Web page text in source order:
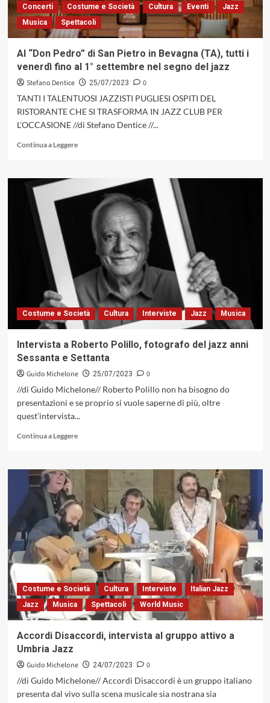
la
XLIII
edizione
Concerti Costume e Società Cultura Eventi
Jazz
Musica
Spettacoli
Al “Don Pedro” di San Pietro in Bevagna (TA), tutti i
venerdì fino al 1° settembre nel segno del jazz
Stefano Dentice 25/07/2023
0
TANTI I TALENTUOSI JAZZISTI PUGLIESI OSPITI DEL
RISTORANTE CHE SI TRASFORMA IN JAZZ CLUB PER
L’OCCASIONE //di Stefano Dentice //...
Continua a LeggereLeggi
su
Pedro”
Pietro
Bevagna
tutti
i
venerdì
fino
1°
settembre
nel
del
jazz
Costume e Società Cultura Interviste Jazz Musica
Intervista a Roberto Polillo, fotografo del jazz anni
Sessanta e Settanta
Guido Michelone 25/07/2023
0
//di Guido Michelone// Roberto Polillo non ha bisogno do
presentazioni e se proprio si vuole saperne di più, oltre
quest’intervista...
Continua a LeggereLeggi
su
Roberto
Polillo,
fotografo
del
jazz
anni
Sessanta
e
Settanta
Costume e Società Cultura Interviste
Italian Jazz
Jazz
Musica Spettacoli World Music
Accordi Disaccordi, intervista al gruppo attivo a
Umbria Jazz
Guido Michelone 24/07/2023
0
//di Guido Michelone// Accordi Disaccordi è un gruppo italiano
presenta dal vivo sulla scena musicale sia nostrana sia